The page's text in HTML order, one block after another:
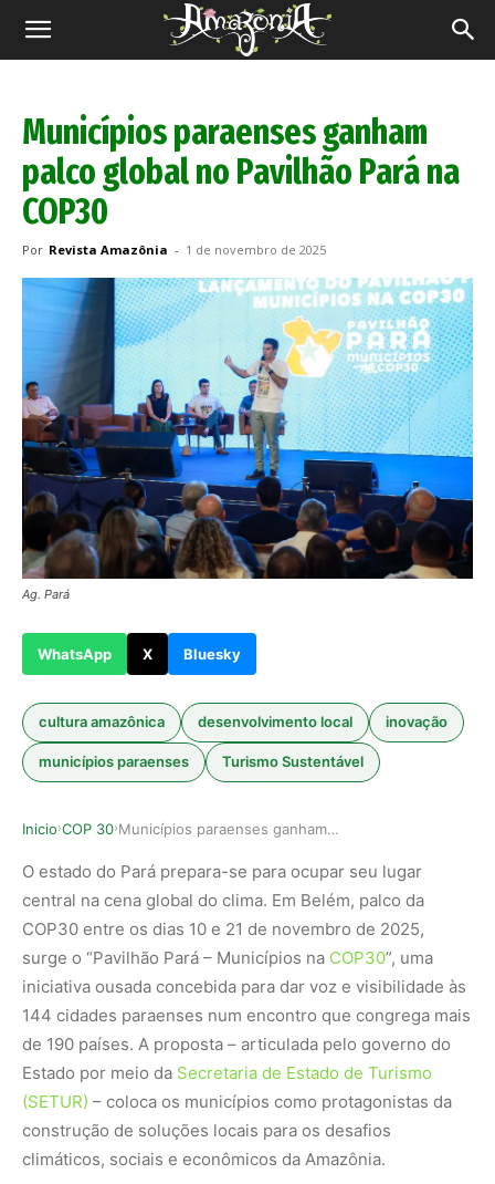
Revista
Municípios paraenses ganham
palco global no Pavilhão Pará na
COP30
Por Revista Amazônia - 1 de novembro de 2025
Ag. Pará
WhatsApp X Bluesky
cultura amazônica desenvolvimento local inovação
municípios paraenses Turismo Sustentável
Inicio›COP 30› Municípios paraenses ganham palco global no Pav…
O estado do Pará prepara-se para ocupar seu lugar
central na cena global do clima. Em Belém, palco da
COP30 entre os dias 10 e 21 de novembro de 2025,
surge o “Pavilhão Pará – Municípios na COP30”, uma
iniciativa ousada concebida para dar voz e visibilidade às
144 cidades paraenses num encontro que congrega mais
de 190 países. A proposta – articulada pelo governo do
Estado por meio da Secretaria de Estado de Turismo
(SETUR) – coloca os municípios como protagonistas da
construção de soluções locais para os desafios
climáticos, sociais e econômicos da Amazônia.